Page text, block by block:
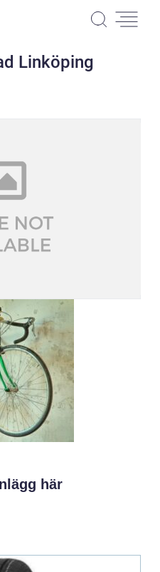
Linköping
här